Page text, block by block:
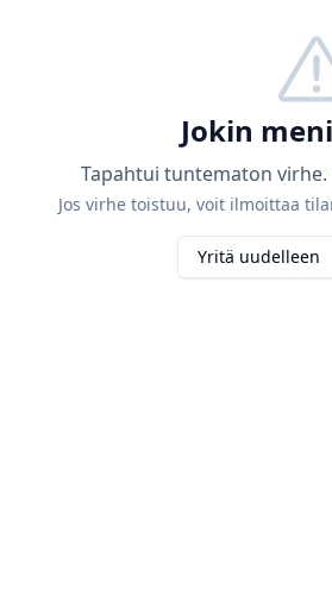
Jokin
Tapahtui tuntematon
Jos virhe toistuu, voit ilmoittaa
Yritä uudelleen